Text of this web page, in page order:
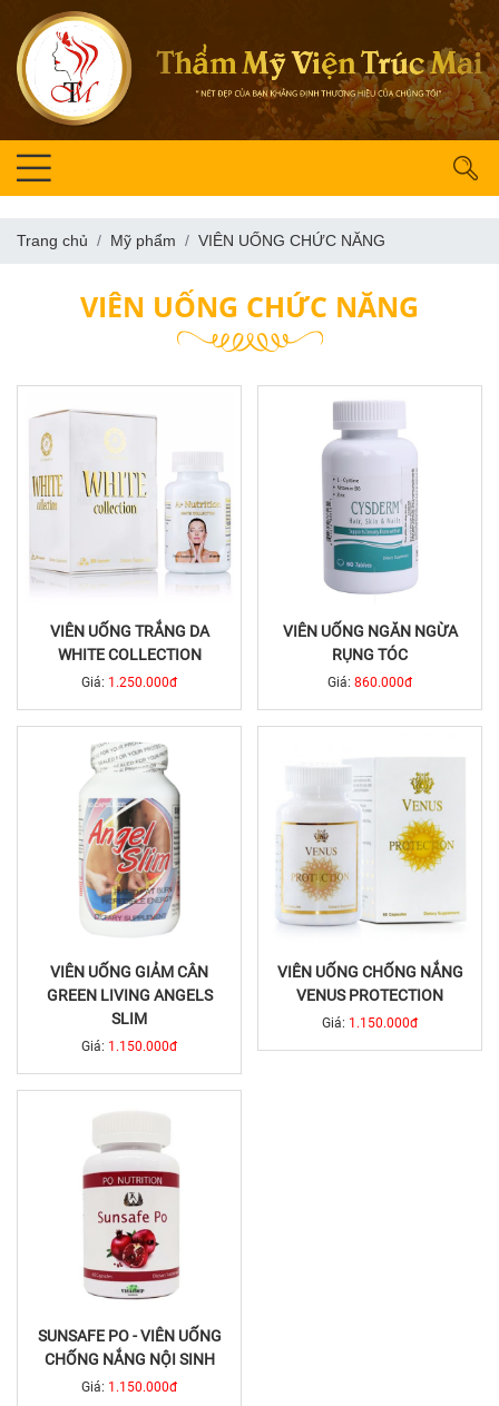
Trang chủ Mỹ phẩm VIÊN UỐNG CHỨC NĂNG
VIÊN UỐNG CHỨC NĂNG
VIÊN UỐNG TRẮNG DA
WHITE COLLECTION
Giá: 1.250.000đ
VIÊN UỐNG NGĂN NGỪA
RỤNG TÓC
Giá: 860.000đ
VIÊN UỐNG GIẢM CÂN
GREEN LIVING ANGELS
SLIM
Giá: 1.150.000đ
VIÊN UỐNG CHỐNG NẮNG
VENUS PROTECTION
Giá: 1.150.000đ
SUNSAFE PO - VIÊN UỐNG
CHỐNG NẮNG NỘI SINH
Giá: 1.150.000đ